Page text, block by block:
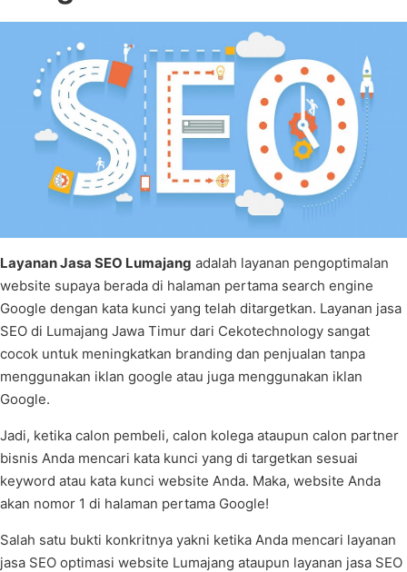
Layanan Jasa SEO Lumajang adalah layanan pengoptimalan
website supaya berada di halaman pertama search engine
Google dengan kata kunci yang telah ditargetkan. Layanan jasa
SEO di Lumajang Jawa Timur dari Cekotechnology sangat
cocok untuk meningkatkan branding dan penjualan tanpa
menggunakan iklan google atau juga menggunakan iklan
Google.
Jadi, ketika calon pembeli, calon kolega ataupun calon partner
bisnis Anda mencari kata kunci yang di targetkan sesuai
keyword atau kata kunci website Anda. Maka, website Anda
akan nomor 1 di halaman pertama Google!
Salah satu bukti konkritnya yakni ketika Anda mencari layanan
jasa SEO optimasi website Lumajang ataupun layanan jasa SEO